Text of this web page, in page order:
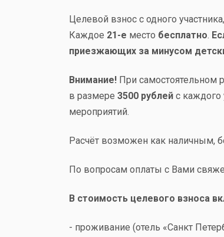
Целевой взнос с одного
Каждое 21-е место бесплатно.
приезжающих за минусом
Внимание! При самостоятельном
в размере 3500 рублей с каждого
мероприятий.
Расчёт возможен как наличным,
По вопросам оплаты с Вами
В стоимость целевого взноса
- проживание (отель «Санкт